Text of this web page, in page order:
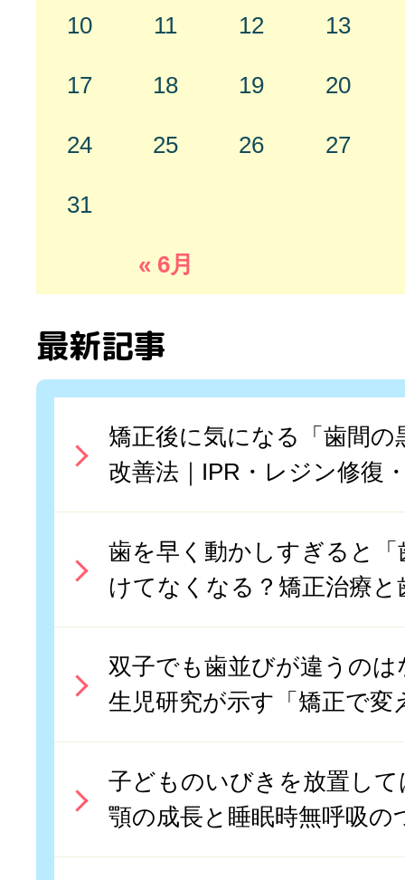
« 6月
10 11 12 13
17 18 19 20
24 25 26 27
31
最新記事
矯正後に気になる「歯間の
改善法｜IPR・レジン修復
歯を早く動かしすぎると
けてなくなる？矯正治療と
双子でも歯並びが違うのは
生児研究が示す「矯正で変
子どものいびきを放置し
顎の成長と睡眠時無呼吸の